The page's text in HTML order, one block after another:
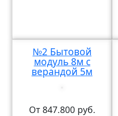
№2 Бытовой
модуль 8м с
верандой 5м
От 847.800 руб.